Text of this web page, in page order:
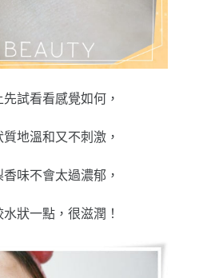
試看看感覺如何，
地溫和又不刺激，
味不會太過濃郁，
狀一點，很滋潤！